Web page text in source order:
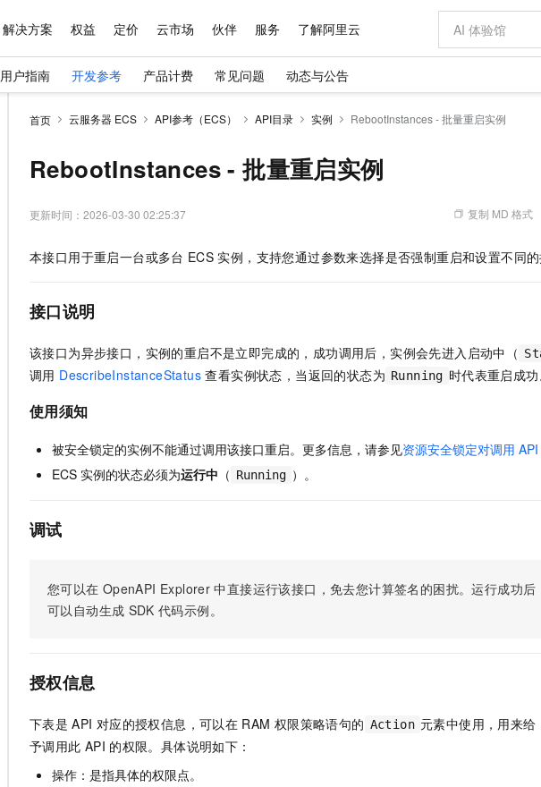
解决方案 权益 定价 云市场 伙伴 服务 了解阿里云
用户指南 开发参考 产品计费 常见问题 动态与公告
首页 云服务器 ECS API参考（ECS） API目录 实例 RebootInstances - 批量重启实例
RebootInstances - 批量重启实例
更新时间： 2026-03-30 02:25:37 复制 MD 格式
本接口用于重启一台或多台 ECS 实例，支持您通过参数来选择是否强制重启和设置不同的
接口说明
该接口为异步接口，实例的重启不是立即完成的，成功调用后，实例会先进入启动中（
调用 DescribeInstanceStatus 查看实例状态，当返回的状态为 Running 时代表重启成功
使用须知
被安全锁定的实例不能通过调用该接口重启。更多信息，请参见资源安全锁定对调用
ECS 实例的状态必须为运行中 （ Running ）。
调试
您可以在 OpenAPI Explorer 中直接运行该接口，免去您计算签名的困扰。运行成功
可以自动生成 SDK 代码示例。
授权信息
下表是 API 对应的授权信息，可以在 RAM 权限策略语句的 Action 元素中使用，用来给
予调用此 API 的权限。具体说明如下：
操作：是指具体的权限点。
千问AI平台 大模型
能看、能想、能动手的多模态智能体模型
Qwen3-VL-Plus
旗舰 MoE 大模型，百万上下文与顶尖推理能力
GLM-5.2
图生视频，流
Wan2.7-
大模型服务
在线体验全尺寸、多种模态的模型效果
AI 应用构建
灵活可视化地构建企业级 Agent
大模型解决方案
快速部署 Dify，高效搭建 AI 应用
精选产品
多元化、高性能、安全可靠的大模型服务
无影云电脑
随时随地安全接入的云上超级电脑
云解析DNS
云原生大数据计算服务 MaxCompute
面向分析的企业级SaaS模式云数据仓库
提供智能易用的域名与建站服务
人工智能平台 PAI 大模型
一站式AI开发、训练和推理服务
容器服务 Kubernetes 版 ACK
提供一站式管理容器应用的 K8s 服务
Qoder
面向真实软件
云防火墙
云原生的云上
精选解决方案
Hermes Agent，打造自进化智能体
自主进化，持久记忆，越用越聪明
快速拥有专属 OpenClaw
5 分钟轻松部署专属 QwenPaw HOT
从聊天伙伴进化为能主动干活的本地数字员工
一键购买专属
高效搭建 AI
普惠上云
推荐新用户得奖励，单订单最高返9万
云工开物
高校专属算力普惠，学生认证享300元代金券
免费试用
解决方案免费试用 新老同享
最高领取价值200元试用点，立即开启云上创新
AI 产品 免费试用
140+云产品 免费试用
大模型ACA认证体验
AI 特惠
至高享 1亿+免费 tokens，加速 Al 应用落地
Token Plan 模型订阅计划
Qwen3.8-Max 首发尝鲜，限时加量 10 倍，夜间低至2折
万小智 AI 建站低至 15元/月
送.CN域名，送备案服务码
AI 场景体
从图文生成到
AI 广告创作
图文、视频一
AI 短剧/漫剧
AI助力短剧漫
产品定价
了解云产品的定价详情
云上成本管理
管理和优化成本
价格计算器
自助选配和估算价格
价格优势
配置报价
精选商城
多端小程序
观测云
Tuya 物联网平台阿里云版
电子合同
AI空中课堂在线直播课堂（旗舰版）
开发者生态解决方案
AI 开发和 AI 应用解决方案
数据与 API
手机三要素
OCR 文字识别
快递物流查询
ERP
CRM
400电话
基础软件
JAVA
WordPress
SUSE
定制建站
成为销售伙伴
咨询伙伴
销售伙伴合作计划
无影生态合作计划
Consulting Partner 合作计划
成为产品伙伴
产品生态伙伴
产品伙伴
云网络合作
成为服务伙
售前咨询
自助服务
在线服务
短信专区
企业增值服务
专家技术服务
企业成长
阿里云认证
信息公告
为什么选择阿里云
技术领先
分析师报告
研究报告与白皮书
天池大赛
AI 算法大赛
云开发大赛
入门学习赛
最佳实践
云上奥运之旅
看见新力量
市场活动
高校合作
科研合作